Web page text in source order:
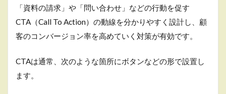
ア）
を作
成す
る
既
存
サ
「資料の請求」や「問い合わせ」などの行動を促す
CTA（Call To Action）の動線を分かりやすく設計し、顧
客のコンバージョン率を高めていく対策が有効です。
CTAは通常、次のような箇所にボタンなどの形で設置し
ます。